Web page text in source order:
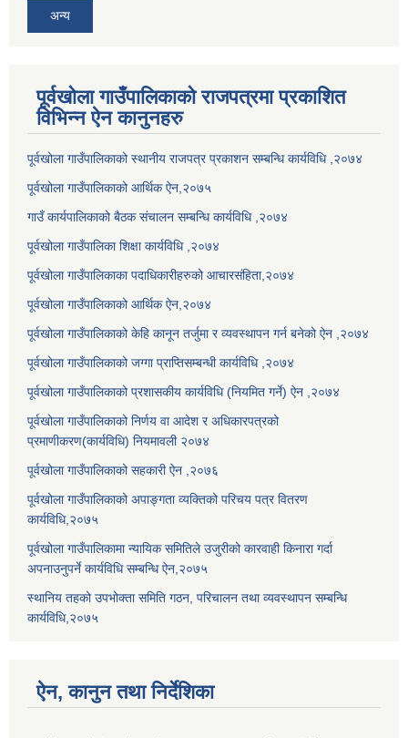
अन्य
पूर्वखोला गाउँपालिकाको राजपत्रमा प्रकाशित
विभिन्न ऐन कानुनहरु
पूर्वखोला गाउँपालिकाको स्थानीय राजपत्र प्रकाशन सम्बन्धि कार्यविधि ,२०७४
पूर्वखोला गाउँपालिकाको आर्थिक ऐन,२०७५
गाउँ कार्यपालिकाको बैठक संचालन सम्बन्धि कार्यविधि ,२०७४
पूर्वखोला गाउँपालिका शिक्षा कार्यविधि ,२०७४
पूर्वखोला गाउँपालिकाका पदाधिकारीहरुको आचारसंहिता,२०७४
पूर्वखोला गाउँपालिकाको आर्थिक ऐन,२०७४
पूर्वखोला गाउँपालिकाको केहि कानून तर्जुमा र व्यवस्थापन गर्न बनेको ऐन ,२०७४
पूर्वखोला गाउँपालिकाको जग्गा प्राप्तिसम्बन्धी कार्यविधि ,२०७४
पूर्वखोला गाउँपालिकाको प्रशासकीय कार्यविधि (नियमित गर्ने) ऐन ,२०७४
पूर्वखोला गाउँपालिकाको निर्णय वा आदेश र अधिकारपत्रको
प्रमाणीकरण(कार्यविधि) नियमावली २०७४
पूर्वखोला गाउँपालिकाको सहकारी ऐन ,२०७६
पूर्वखोला गाउँपालिकाको अपाङ्गता व्यक्तिको परिचय पत्र वितरण
कार्यविधि,२०७५
पूर्वखोला गाउँपालिकामा न्यायिक समितिले उजुरीको कारवाही किनारा गर्दा
अपनाउनुपर्ने कार्यविधि सम्बन्धि ऐन,२०७५
स्थानिय तहको उपभोक्ता समिति गठन, परिचालन तथा व्यवस्थापन सम्बन्धि
कार्यविधि,२०७५
ऐन, कानुन तथा निर्देशिका